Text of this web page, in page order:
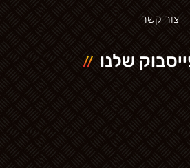
צור קשר
שלנו